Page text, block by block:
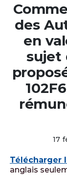
des
en
sujet
17
Télécharger
anglais